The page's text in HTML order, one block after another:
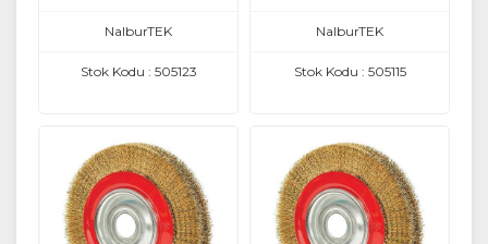
NalburTEK
Stok Kodu : 505123
NalburTEK
Stok Kodu : 505115